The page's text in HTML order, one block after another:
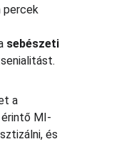
percek
sebészeti
a
MI-
és